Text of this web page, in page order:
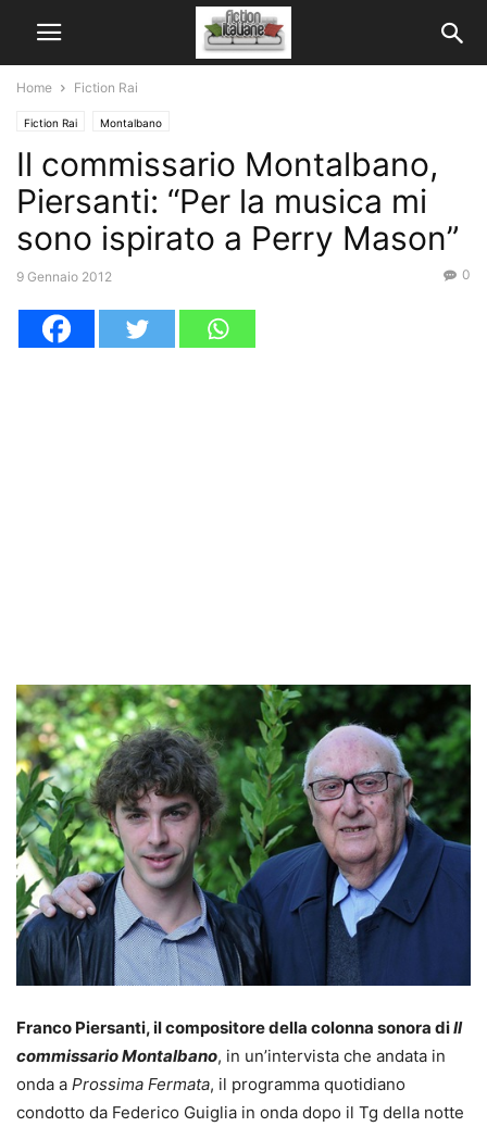
Home Fiction Rai
Fiction Rai Montalbano
Il commissario Montalbano,
Piersanti: “Per la musica mi
sono ispirato a Perry Mason”
9 Gennaio 2012 0
Franco Piersanti, il compositore della colonna sonora diIl
commissario Montalbano, in un’intervista che andata in
onda a Prossima Fermata, il programma quotidiano
condotto da Federico Guiglia in onda dopo il Tg della notte